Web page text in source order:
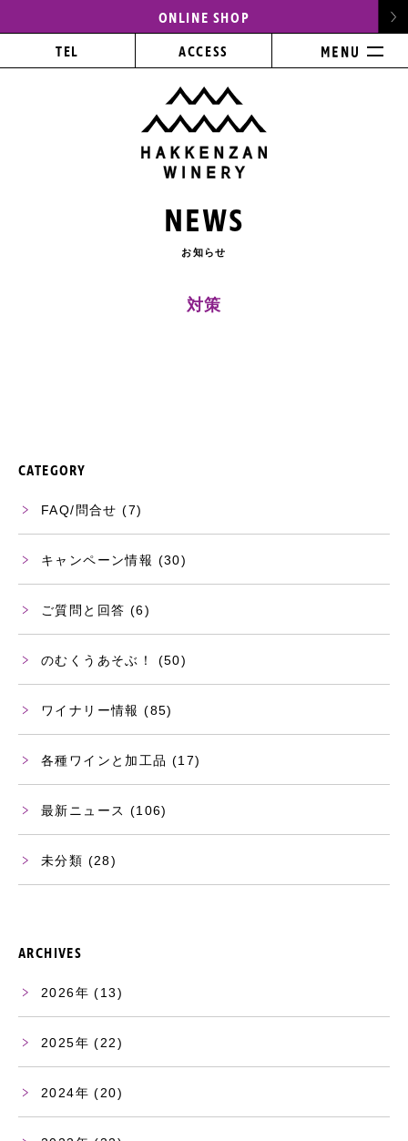
ONLINE SHOP
TEL ACCESS
NEWS
お知らせ
対策
CATEGORY
FAQ/問合せ (7)
キャンペーン情報 (30)
ご質問と回答 (6)
のむくうあそぶ！ (50)
ワイナリー情報 (85)
各種ワインと加工品 (17)
最新ニュース (106)
未分類 (28)
ARCHIVES
2026 (13)
2025 (22)
2024 (20)